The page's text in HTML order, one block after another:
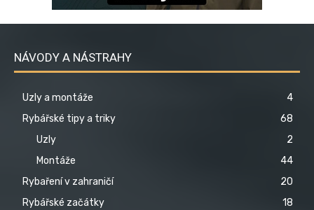
NÁVODY A NÁSTRAHY
Uzly a montáže
4
Rybářské tipy a triky
68
Uzly
2
Montáže
44
Rybaření v zahraničí
20
Rybářské začátky
18